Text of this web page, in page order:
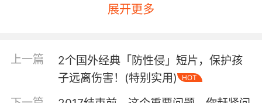
展开更多
上一篇
2个国外经典「防性侵」短片，保护孩
子远离伤害！(特别实用)
HOT